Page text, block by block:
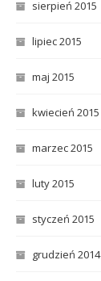
sierpień 2015
lipiec 2015
maj 2015
kwiecień 2015
marzec 2015
luty 2015
styczeń 2015
grudzień 2014